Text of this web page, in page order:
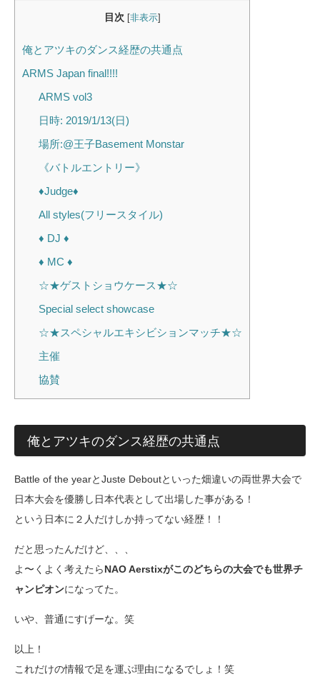
目次 [非表示]
俺とアツキのダンス経歴の共通点
ARMS Japan final!!!!
ARMS vol3
日時: 2019/1/13(日)
場所:@王子Basement Monstar
《バトルエントリー》
♦︎Judge♦︎
All styles(フリースタイル)
♦︎ DJ ♦︎
♦︎ MC ♦︎
☆★ゲストショウケース★☆
Special select showcase
☆★スペシャルエキシビションマッチ★☆
主催
協賛
俺とアツキのダンス経歴の共通点
Battle of the yearとJuste Deboutといった畑違いの両世界大会で
日本大会を優勝し日本代表として出場した事がある！
という日本に２人だけしか持ってない経歴！！
だと思ったんだけど、、、
よ〜くよく考えたらNAO Aerstixがこのどちらの大会でも世界チ
ャンピオンになってた。
いや、普通にすげーな。笑
以上！
これだけの情報で足を運ぶ理由になるでしょ！笑